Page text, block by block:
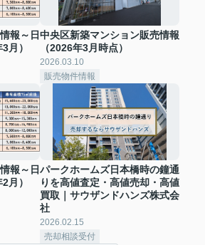
報～日
月）
中央区新築マンション販売情報
（2026年3月時点）
2026.03.10
販売物件情報
報～日
月）
パークホームズ日本橋時の鐘通
りを高値査定・高値売却・高値
買取｜サウザンドハンズ株式会
社
2026.02.15
売却相談受付